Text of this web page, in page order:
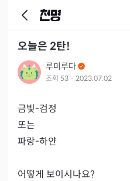
오늘은 2탄!
루미루다
조회 53 · 2023.07.02
금빛-검정
또는
파랑-하얀
어떻게 보이시나요?